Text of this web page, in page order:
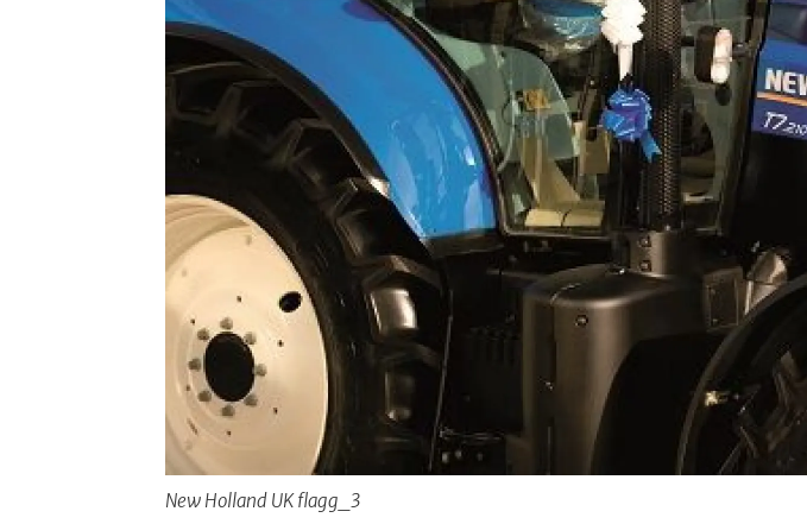
New Holland UK flagg_3